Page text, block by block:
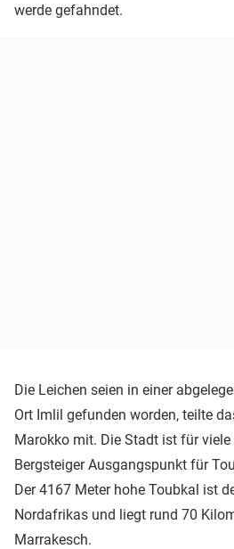
werde gefahndet.
Die Leichen seien in einer
Ort Imlil gefunden worden, teilte
Marokko mit. Die Stadt ist für viele
Bergsteiger Ausgangspunkt für
Der 4167 Meter hohe Toubkal ist
Nordafrikas und liegt rund 70
Marrakesch.